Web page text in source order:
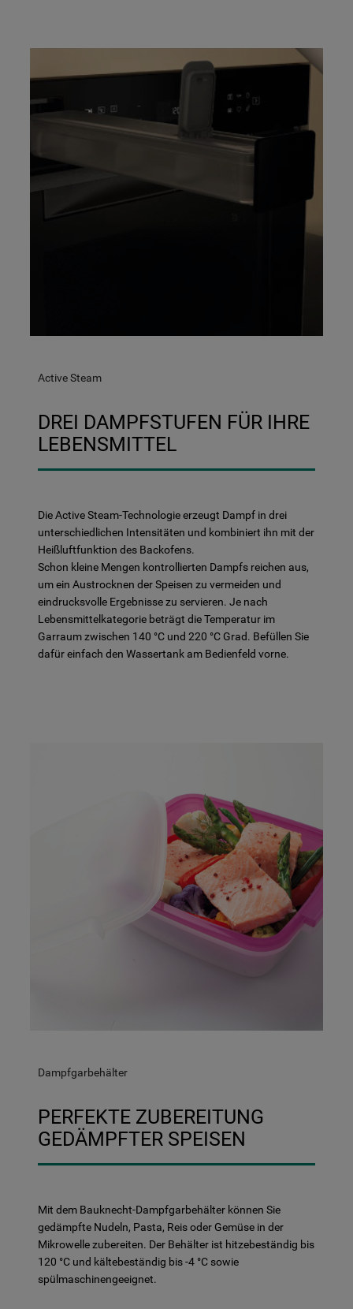
Active Steam
DREI DAMPFSTUFEN FÜR IHRE
LEBENSMITTEL
Die Active Steam-Technologie erzeugt Dampf in drei
unterschiedlichen Intensitäten und kombiniert ihn mit der
Heißluftfunktion des Backofens.
Schon kleine Mengen kontrollierten Dampfs reichen aus,
um ein Austrocknen der Speisen zu vermeiden und
eindrucksvolle Ergebnisse zu servieren. Je nach
Lebensmittelkategorie beträgt die Temperatur im
Garraum zwischen 140 °C und 220 °C Grad. Befüllen Sie
dafür einfach den Wassertank am Bedienfeld vorne.
Dampfgarbehälter
PERFEKTE ZUBEREITUNG
GEDÄMPFTER SPEISEN
Mit dem Bauknecht-Dampfgarbehälter können Sie
gedämpfte Nudeln, Pasta, Reis oder Gemüse in der
Mikrowelle zubereiten. Der Behälter ist hitzebeständig bis
120 °C und kältebeständig bis -4 °C sowie
spülmaschinengeeignet.